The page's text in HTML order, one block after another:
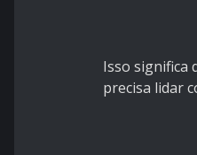
Isso significa
precisa lidar